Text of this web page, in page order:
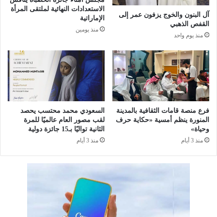
ت
ح
د
ث
ة
"
ب
ا
س
ت
ث
م
ا
ا
ف
ي
م
ت
ق
ى
ا
ل
ص
ح
ة
ا
ل
ع
آل البنون والخوج يزفون عمر إلى
القفص الذهبي
منذ يوم واحد
الاستعدادات النهائية لملتقى المرأة
الإماراتية
منذ يومين
فرع منصة قامات الثقافية بالمدينة
المنورة ينظم أمسية «حكاية حرف
وحياة»
منذ 3 أيام
السعودي محمد محتسب يحصد
لقب مصور العام عالميًا للمرة
الثانية تواليًا بـ15 جائزة دولية
منذ 3 أيام